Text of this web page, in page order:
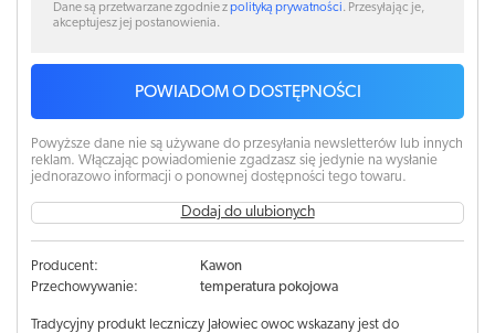
Dane są przetwarzane zgodnie zpolityką prywatności. Przesyłając je,
akceptujesz jej postanowienia.
POWIADOM O DOSTĘPNOŚCI
Powyższe dane nie są używane do przesyłania newsletterów lub innych
reklam. Włączając powiadomienie zgadzasz się jedynie na wysłanie
jednorazowo informacji o ponownej dostępności tego towaru.
Dodaj do ulubionych
Producent:
Kawon
Przechowywanie:
temperatura pokojowa
Tradycyjny produkt leczniczy Jałowiec owoc wskazany jest do